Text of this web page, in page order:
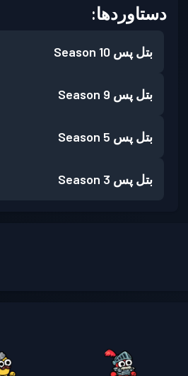
دستاوردها:
بتل پس Season 10
بتل پس Season 9
بتل پس Season 5
بتل پس Season 3